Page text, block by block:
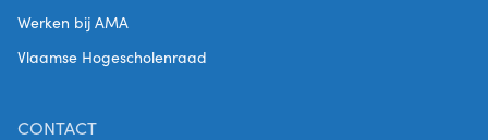
Werken bij AMA
Vlaamse Hogescholenraad
CONTACT